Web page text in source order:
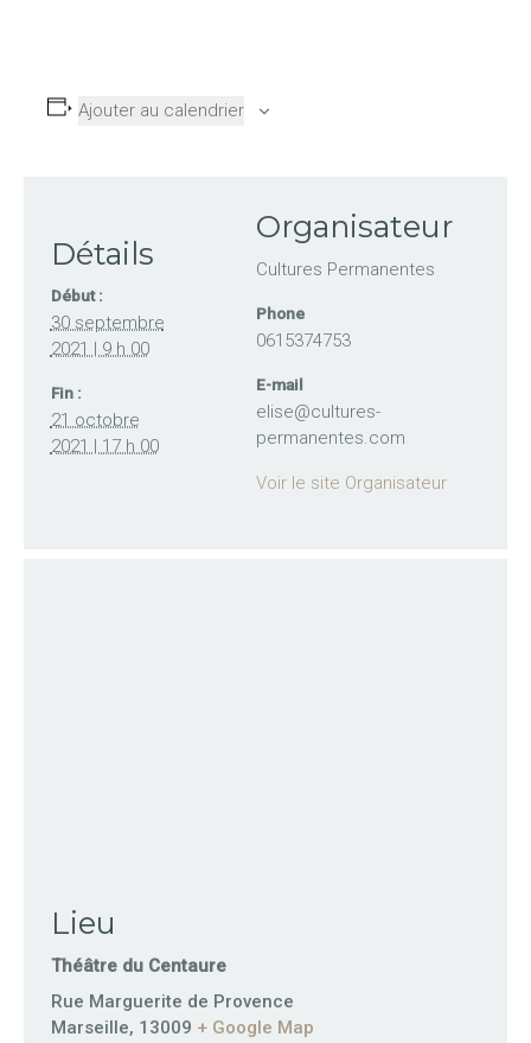
Ajouter au calendrier
Détails
Début :
30 septembre
2021 | 9 h 00
Fin :
21 octobre
2021 | 17 h 00
Organisateur
Cultures Permanentes
Phone
0615374753
E-mail
elise@cultures-
permanentes.com
Voir le site Organisateur
Lieu
Théâtre du Centaure
Rue Marguerite de Provence
Marseille, 13009 + Google Map